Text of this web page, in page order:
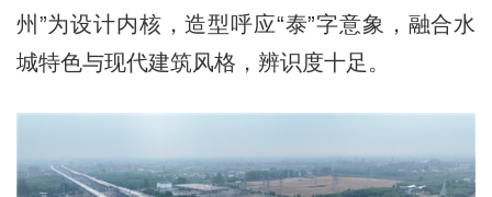
州”为设计内核，造型呼应“泰”字意象，融合水
城特色与现代建筑风格，辨识度十足。